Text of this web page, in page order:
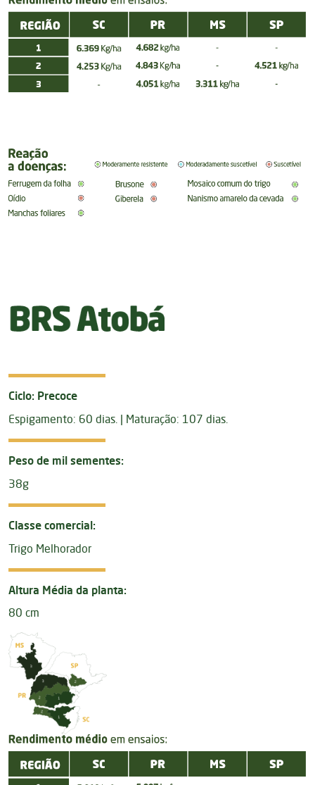
Ciclo: Precoce
Espigamento: 60 dias. | Maturação: 107 dias.
Peso de mil sementes:
38g
Classe comercial:
Trigo Melhorador
Altura Média da planta:
80 cm